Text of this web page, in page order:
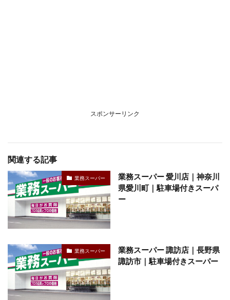
スポンサーリンク
関連する記事
業務スーパー
業務スーパー 愛川店｜神奈川
県愛川町｜駐車場付きスーパ
ー
業務スーパー
業務スーパー 諏訪店｜長野県
諏訪市｜駐車場付きスーパー